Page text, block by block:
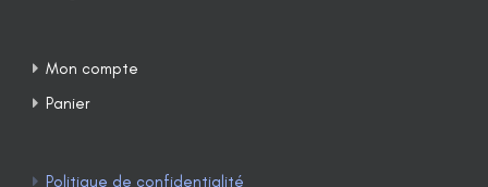
Mon compte
Panier
Politique de confidentialité